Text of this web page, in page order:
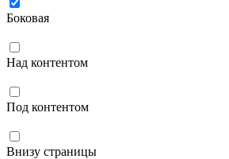
Боковая
Над контентом
Под контентом
Внизу страницы